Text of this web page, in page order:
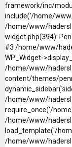
framework/inc/
include('/home/
/home/www/
widget.php(394):
#3 /home/www/
WP_Widget-
/home/www/
content/themes/
/home/www/
require_once('/
/home/www/
load_template('/
/home/www/